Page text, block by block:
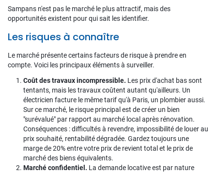
Sampans n'est pas le marché le plus attractif, mais des
opportunités existent pour qui sait les identifier.
Les risques à connaître
Le marché présente certains facteurs de risque à prendre en
compte. Voici les principaux éléments à surveiller.
Coût des travaux incompressible. Les prix d'achat bas sont
tentants, mais les travaux coûtent autant qu'ailleurs. Un
électricien facture le même tarif qu'à Paris, un plombier aussi.
Sur ce marché, le risque principal est de créer un bien
"surévalué" par rapport au marché local après rénovation.
Conséquences : difficultés à revendre, impossibilité de louer au
prix souhaité, rentabilité dégradée. Gardez toujours une
marge de 20% entre votre prix de revient total et le prix de
marché des biens équivalents.
Marché confidentiel. La demande locative est par nature